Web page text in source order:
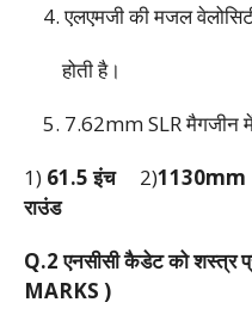
4. एलएमजी की मजल
होती है।
5. 7.62mm SLR मैगजीन
1) 61.5 इंच2)1130mm
राउंड
Q.2 एनसीसी कैडेट को शस्त्र
MARKS )